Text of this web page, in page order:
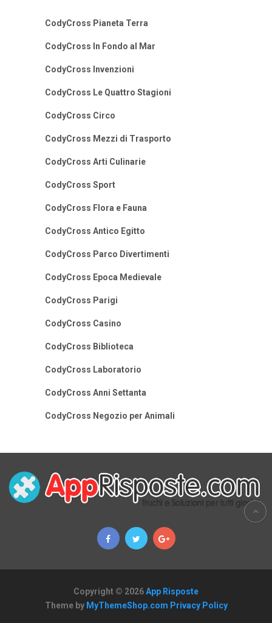
CodyCross Pianeta Terra
CodyCross In Fondo al Mar
CodyCross Invenzioni
CodyCross Le Quattro Stagioni
CodyCross Circo
CodyCross Mezzi di Trasporto
CodyCross Arti Culinarie
CodyCross Sport
CodyCross Flora e Fauna
CodyCross Antico Egitto
CodyCross Parco Divertimenti
CodyCross Epoca Medievale
CodyCross Parigi
CodyCross Casino
CodyCross Biblioteca
CodyCross Laboratorio
CodyCross Anni Settanta
CodyCross Negozio per Animali
Copyright © 2026App Risposte
Theme by MyThemeShop.com Privacy Policy